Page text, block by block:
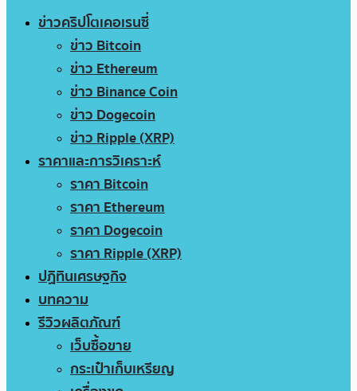
ข่าวคริปโตเคอเรนซี่
ข่าว Bitcoin
ข่าว Ethereum
ข่าว Binance Coin
ข่าว Dogecoin
ข่าว Ripple (XRP)
ราคาและการวิเคราะห์
ราคา Bitcoin
ราคา Ethereum
ราคา Dogecoin
ราคา Ripple (XRP)
ปฏิทินเศรษฐกิจ
บทความ
รีวิวผลิตภัณฑ์
เว็บซื้อขาย
กระเป๋าเก็บเหรียญ